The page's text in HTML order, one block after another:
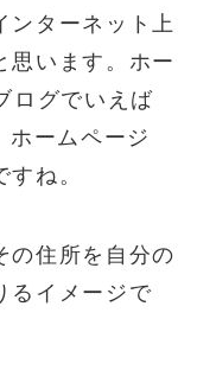
ンターネット上
思います。ホー
ログでいえば
ホームページ
ね。
の住所を自分の
るイメージで